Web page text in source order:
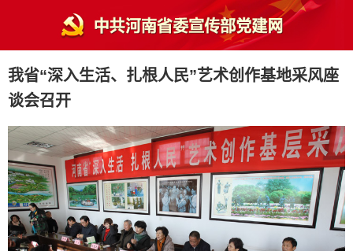
我省“深入生活、扎根人民”艺术创作基地采风座
谈会召开